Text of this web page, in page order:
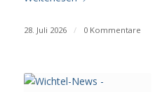
28. Juli 2026 / 0 Kommentare